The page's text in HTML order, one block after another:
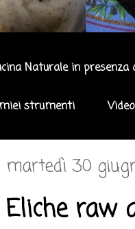
Naturale in presenza
strumenti
martedì 30
Eliche raw